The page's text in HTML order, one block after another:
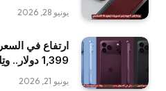
يونيو 28, 2026
1,399 دولار.. وتِلك أبرز المواصفات المتوقعة
يونيو 21, 2026